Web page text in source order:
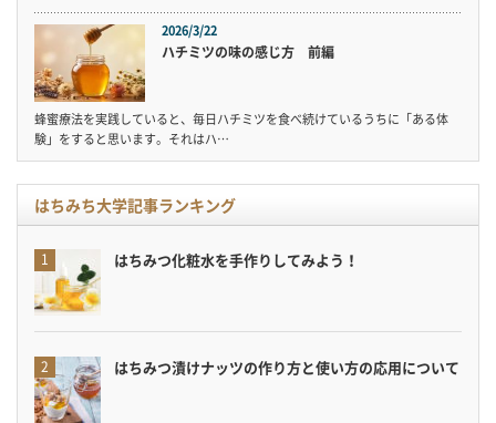
2026/3/22
ハチミツの味の感じ方 前編
蜂蜜療法を実践していると、毎日ハチミツを食べ続けているうちに「ある体
験」をすると思います。それはハ…
はちみち大学記事ランキング
はちみつ化粧水を手作りしてみよう！
はちみつ漬けナッツの作り方と使い方の応用について